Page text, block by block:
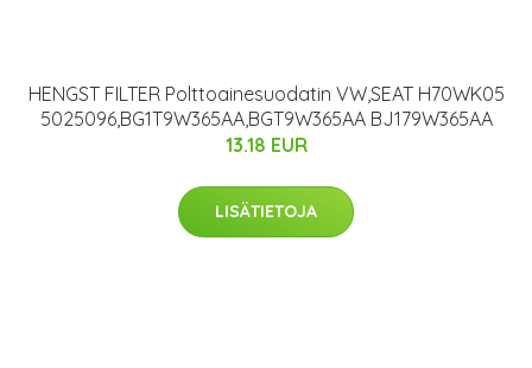
HENGST FILTER Polttoainesuodatin VW,SEAT H70WK05
5025096,BG1T9W365AA,BGT9W365AA BJ179W365AA
13.18 EUR
LISÄTIETOJA